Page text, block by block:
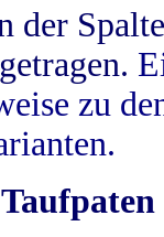
der
zu